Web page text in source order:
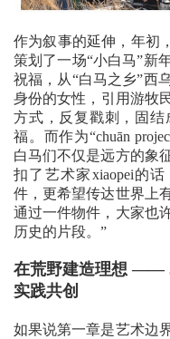
作为叙事的延伸，年初
策划了一场“小白马”新
祝福，从“白马之乡”西
身份的女性，引用游牧
方式，反复戳刺，固
福。而作为“chuān
白马们不仅是远方的象
扣了艺术家xiaopei的
件，更希望传达世界上
通过一件物件，大家也
历史的片段。”
在荒野建造理想 ——
实践共创
如果说第一章是艺术边